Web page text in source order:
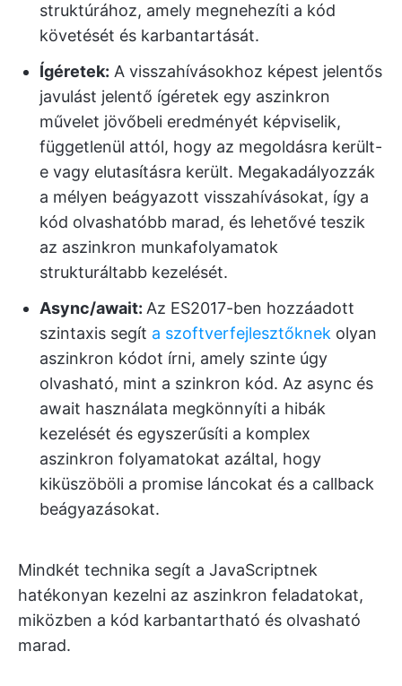
struktúrához, amely megnehezíti a kód
követését és karbantartását.
Ígéretek: A visszahívásokhoz képest jelentős
javulást jelentő ígéretek egy aszinkron
művelet jövőbeli eredményét képviselik,
függetlenül attól, hogy az megoldásra került-
e vagy elutasításra került. Megakadályozzák
a mélyen beágyazott visszahívásokat, így a
kód olvashatóbb marad, és lehetővé teszik
az aszinkron munkafolyamatok
strukturáltabb kezelését.
Async/await: Az ES2017-ben hozzáadott
szintaxis segít a szoftverfejlesztőknek olyan
aszinkron kódot írni, amely szinte úgy
olvasható, mint a szinkron kód. Az async és
await használata megkönnyíti a hibák
kezelését és egyszerűsíti a komplex
aszinkron folyamatokat azáltal, hogy
kiküszöböli a promise láncokat és a callback
beágyazásokat.
Mindkét technika segít a JavaScriptnek
hatékonyan kezelni az aszinkron feladatokat,
miközben a kód karbantartható és olvasható
marad.